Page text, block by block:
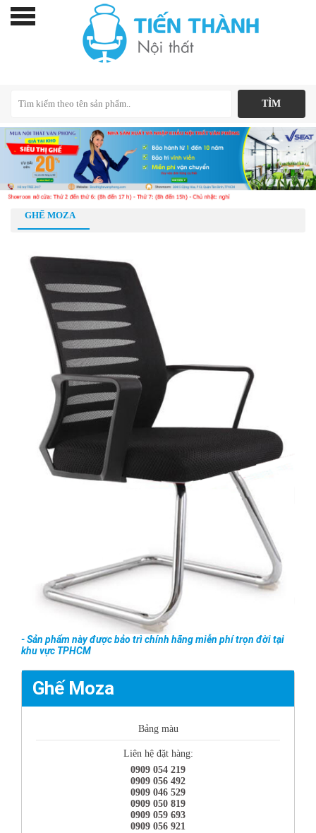
GHẾ MOZA
- Sản phẩm này được bảo trì chính hãng miễn phí trọn đời tại
khu vực TPHCM
Ghế Moza
Bảng màu
Liên hệ đặt hàng:
0909 054 219
0909 056 492
0909 046 529
0909 050 819
0909 059 693
0909 056 921